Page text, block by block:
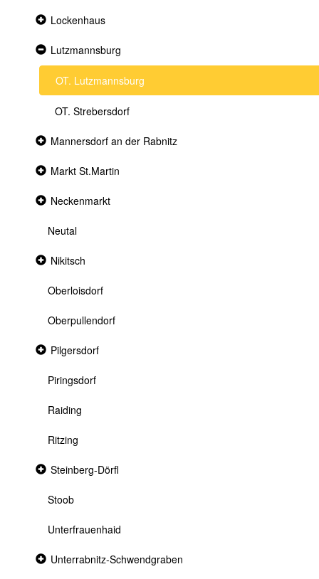
Collapsed
Lockenhaus
Expanded
Lutzmannsburg
OT. Lutzmannsburg
OT. Strebersdorf
Collapsed
Mannersdorf an der Rabnitz
Collapsed
Markt St.Martin
Collapsed
Neckenmarkt
Neutal
Collapsed
Nikitsch
Oberloisdorf
Oberpullendorf
Collapsed
section
Pilgersdorf
Piringsdorf
Raiding
Ritzing
Collapsed
Steinberg-Dörfl
Stoob
Unterfrauenhaid
Collapsed
Unterrabnitz-Schwendgraben